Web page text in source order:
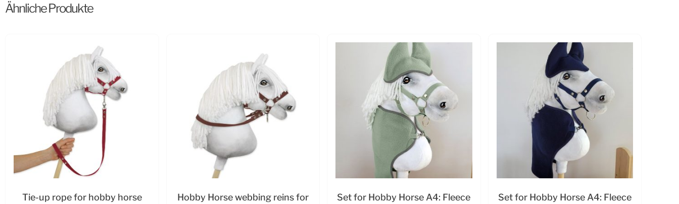
Ähnliche Produkte
Tie-up rope for hobby horse
Hobby Horse webbing reins for
Set for Hobby Horse A4: Fleece
Set for Hobby Horse A4: Fleece